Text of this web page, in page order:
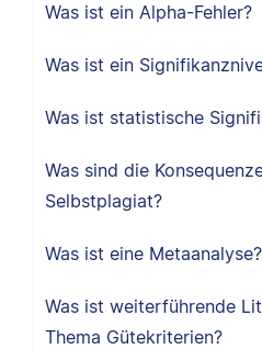
Was ist ein Alpha-Fehler?
Was ist ein
Was ist statistische
Was sind die
Selbstplagiat?
Was ist eine Metaanalyse?
Was ist weiterführende
Thema Gütekriterien?